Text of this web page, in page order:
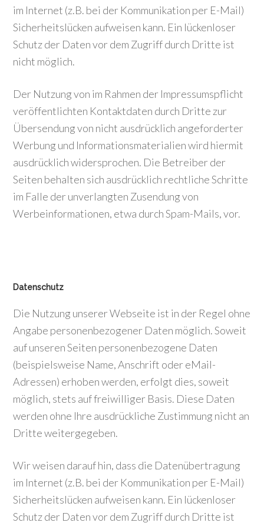
im Internet (z.B. bei der Kommunikation per E-Mail)
Sicherheitslücken aufweisen kann. Ein lückenloser
Schutz der Daten vor dem Zugriff durch Dritte ist
nicht möglich.
Der Nutzung von im Rahmen der Impressumspflicht
veröffentlichten Kontaktdaten durch Dritte zur
Übersendung von nicht ausdrücklich angeforderter
Werbung und Informationsmaterialien wird hiermit
ausdrücklich widersprochen. Die Betreiber der
Seiten behalten sich ausdrücklich rechtliche Schritte
im Falle der unverlangten Zusendung von
Werbeinformationen, etwa durch Spam-Mails, vor.
Datenschutz
Die Nutzung unserer Webseite ist in der Regel ohne
Angabe personenbezogener Daten möglich. Soweit
auf unseren Seiten personenbezogene Daten
(beispielsweise Name, Anschrift oder eMail-
Adressen) erhoben werden, erfolgt dies, soweit
möglich, stets auf freiwilliger Basis. Diese Daten
werden ohne Ihre ausdrückliche Zustimmung nicht an
Dritte weitergegeben.
Wir weisen darauf hin, dass die Datenübertragung
im Internet (z.B. bei der Kommunikation per E-Mail)
Sicherheitslücken aufweisen kann. Ein lückenloser
Schutz der Daten vor dem Zugriff durch Dritte ist